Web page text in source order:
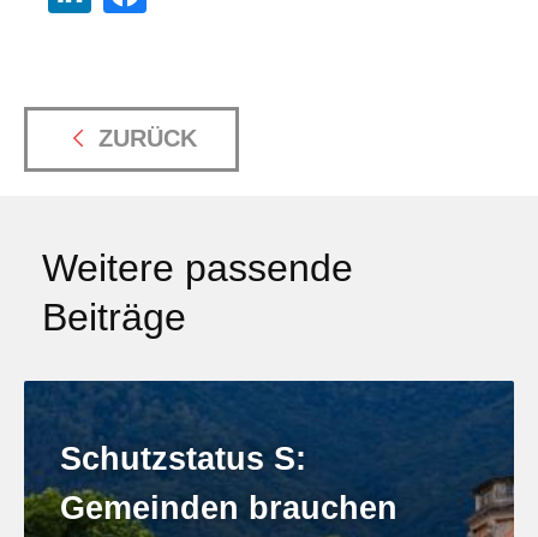
ZURÜCK
Weitere passende
Beiträge
Schutzstatus S:
Gemeinden brauchen